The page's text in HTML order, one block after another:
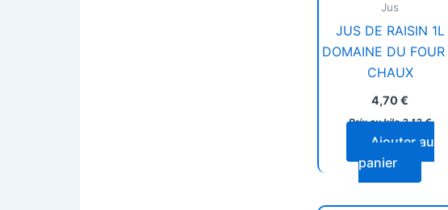
Jus
JUS DE RAISIN 1L
DOMAINE DU
CHAUX
4,70€
Prix au kilo 3,13€
Ajouter au
panier